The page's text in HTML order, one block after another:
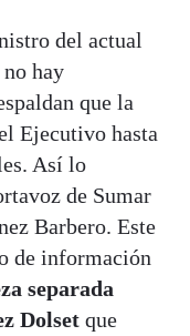
del actual
hay
que la
Ejecutivo hasta
Así lo
de Sumar
Barbero. Este
de información
separada
Dolset que